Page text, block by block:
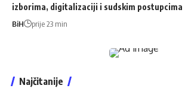
izborima, digitalizaciji i sudskim postupcima
BiH prije 23 min
Najčitanije